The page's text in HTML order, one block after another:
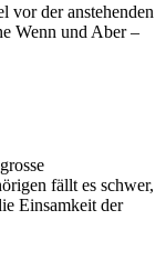
vor der anstehenden
Wenn und Aber –
fällt es schwer,
Einsamkeit der